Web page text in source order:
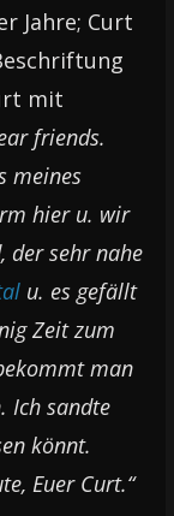
Jahre; Curt
mit
friends.
meines
hier u. wir
der sehr nahe
u. es gefällt
Zeit zum
man
Ich sandte
könnt.
Euer Curt.“